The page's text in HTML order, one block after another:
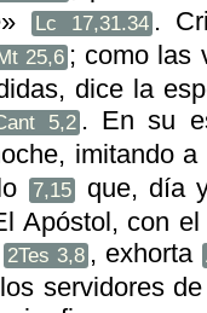
Lc 17,31.34 .
25,6 ; como las
dice la
5,2 . En su
imitando
7,15
que, día
Apóstol, con
2Tes 3,8 , exhorta
servidores